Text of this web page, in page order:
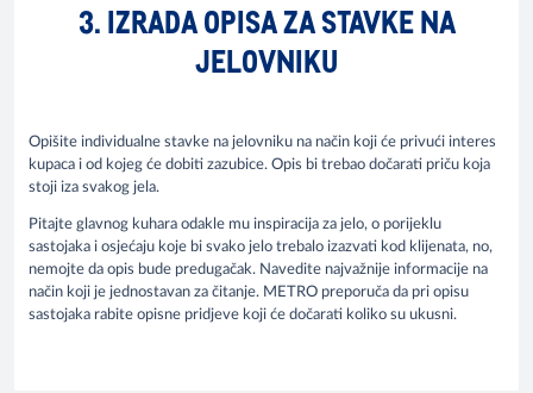
3. IZRADA OPISA ZA STAVKE NA
JELOVNIKU
Opišite individualne stavke na jelovniku na način koji će privući interes
kupaca i od kojeg će dobiti zazubice. Opis bi trebao dočarati priču koja
stoji iza svakog jela.
Pitajte glavnog kuhara odakle mu inspiracija za jelo, o porijeklu
sastojaka i osjećaju koje bi svako jelo trebalo izazvati kod klijenata, no,
nemojte da opis bude predugačak. Navedite najvažnije informacije na
način koji je jednostavan za čitanje. METRO preporuča da pri opisu
sastojaka rabite opisne pridjeve koji će dočarati koliko su ukusni.